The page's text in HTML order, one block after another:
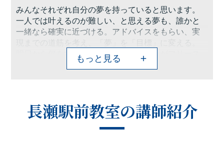
みんなそれぞれ自分の夢を持っていると思います。
一人では叶えるのが難しい、と思える夢も、誰かと
一緒なら確実に近づける。アドバイスをもらい、実
現までの道筋を考え、「夢」を「目標」に変える。
明日から何をすればいいか？ その答えがフリース
テップにはあります。
ウハウを活かし、長瀬駅前教室では、地域のお子さ
ま方の「夢を叶えられる場所」であろうとしていま
す。一人ひとりに合わせたテストまでのカリキュラ
もっと見る
長瀬駅前教室の講師紹介